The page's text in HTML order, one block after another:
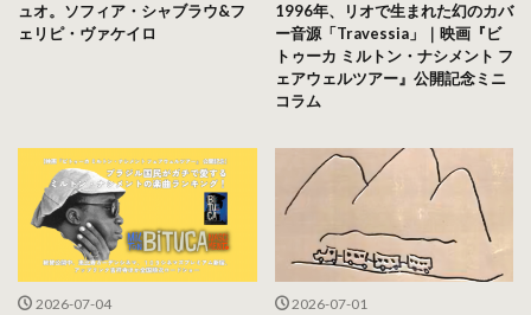
ュオ。ソフィア・シャブラウ&フ
ェリピ・ヴァケイロ
1996年、リオで生まれた幻のカバ
ー音源「Travessia」｜映画『ビ
トゥーカ ミルトン・ナシメント フ
ェアウェルツアー』公開記念ミニ
コラム
2026-07-04 2026-07-01